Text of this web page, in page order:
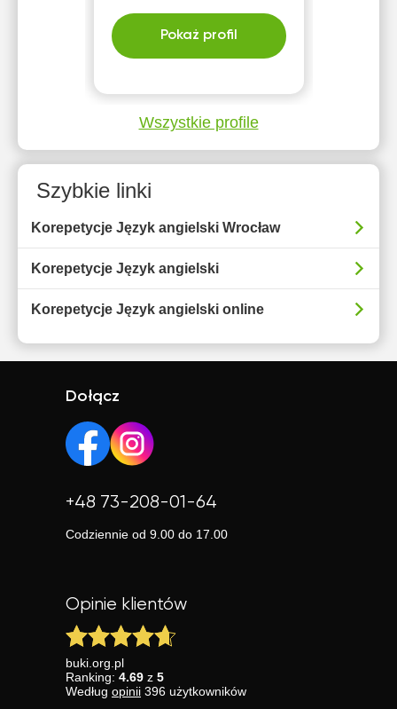
Pokaż profil
Wszystkie profile
Szybkie linki
Korepetycje Język angielski Wrocław
Korepetycje Język angielski
Korepetycje Język angielski online
Dołącz
+48 73-208-01-64
Codziennie od 9.00 do 17.00
Opinie klientów
buki.org.pl
Ranking: 4.69 z 5
Według opinii 396 użytkowników